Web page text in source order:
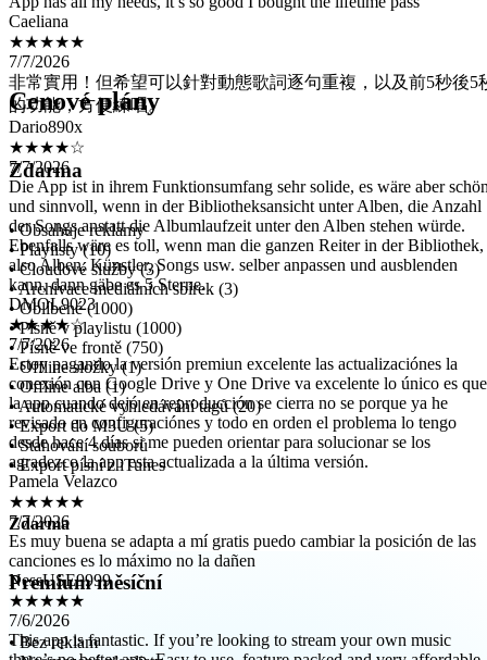
★★★★★
7/7/2026
非常實用！但希望可以針對動態歌詞逐句重複，以及前5秒後5
的功能，方便練唱。
Dario890x
★★★★☆
7/7/2026
Die App ist in ihrem Funktionsumfang sehr solide, es wäre aber
und sinnvoll, wenn in der Bibliotheksansicht unter Alben, die Anzahl
der Songs anstatt die Albumlaufzeit unter den Alben stehen würde.
Ebenfalls wäre es toll, wenn man die ganzen Reiter in der Bibliothek,
also Alben, Künstler, Songs usw. selber anpassen und ausblenden
kann, dann gäbe es 5 Sterne.
DMOL9023
★★★★☆
7/7/2026
Estoy pagando la versión premiun excelente las actualizaciónes la
conexión con Google Drive y One Drive va excelente lo único es que
la app cuando dejó en reproducción se cierra no se porque ya he
revisado en configuraciónes y todo en orden el problema lo tengo
desde hace 4 días si me pueden orientar para solucionar se los
agradezco la app esta actualizada a la última versión.
Pamela Velazco
★★★★★
7/7/2026
Es muy buena se adapta a mí gratis puedo cambiar la posición de las
canciones es lo máximo no la dañen
NessUSE9999
★★★★★
7/6/2026
This app is fantastic. If you’re looking to stream your own music
there’s no better app. Easy to use, feature packed and very affordable.
You can’t go wrong.
Cenové plány
Zdarma
• Obsahuje reklamy
• Playlisty (10)
• Cloudové služby (3)
• Archivace mediálních sbírek (3)
• Oblíbené (1000)
• Písně v playlistu (1000)
• Písně ve frontě (750)
• Offline složky (1)
• Offline alba (1)
• Automatické vyhledávání tagů (20)
• Export do M3U (5)
• Stahování souborů
• Export písní z iTunes
Zdarma
Premium měsíční
• Bez reklam